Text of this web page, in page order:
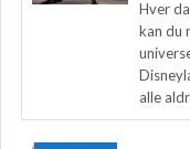
Hver
kan du
alle